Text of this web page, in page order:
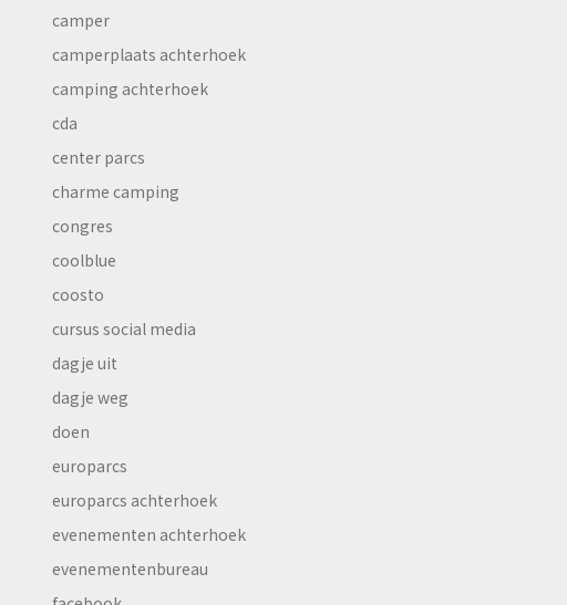
camper
camperplaats achterhoek
camping achterhoek
cda
center parcs
charme camping
congres
coolblue
coosto
cursus social media
dagje uit
dagje weg
doen
europarcs
europarcs achterhoek
evenementen achterhoek
evenementenbureau